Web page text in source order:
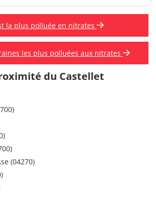
la plus polluée en nitrates
les plus polluées aux nitrates
du Castellet
(04270)